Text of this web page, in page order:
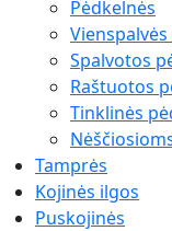
Pėdkelnės
Spalvotos
Raštuotos
Tinklinės
Tamprės
Kojinės ilgos
Puskojinės